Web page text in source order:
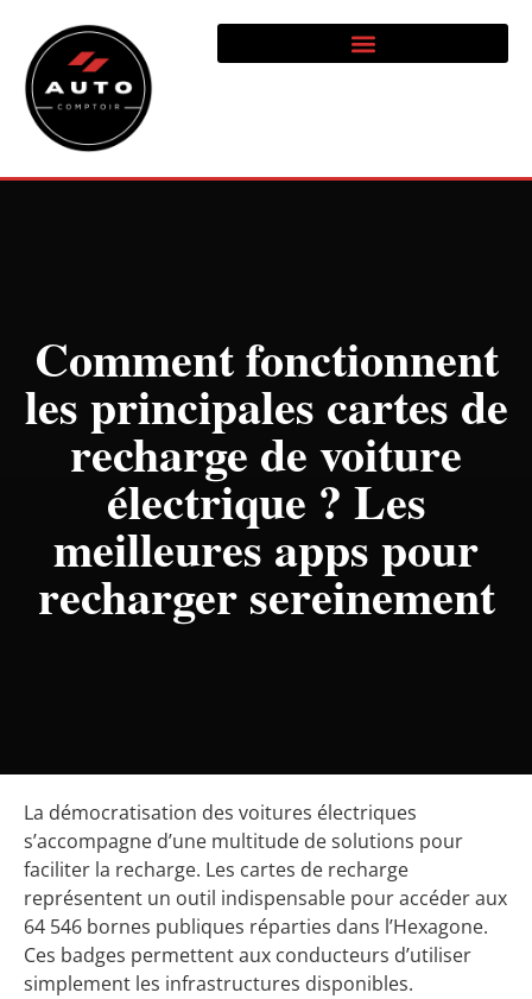
Comment fonctionnent
les principales cartes de
recharge de voiture
électrique ? Les
meilleures apps pour
recharger sereinement
La démocratisation des voitures électriques
s’accompagne d’une multitude de solutions pour
faciliter la recharge. Les cartes de recharge
représentent un outil indispensable pour accéder aux
64 546 bornes publiques réparties dans l’Hexagone.
Ces badges permettent aux conducteurs d’utiliser
simplement les infrastructures disponibles.